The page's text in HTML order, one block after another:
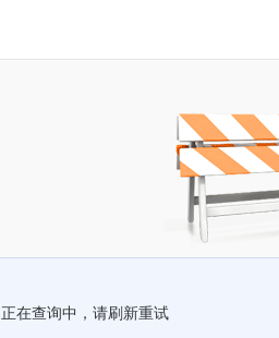
正在查询中，请刷新重试